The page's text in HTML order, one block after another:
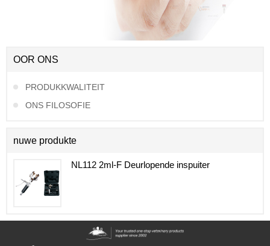
OOR ONS
PRODUKKWALITEIT
ONS FILOSOFIE
nuwe produkte
NL112 2ml-F Deurlopende inspuiter